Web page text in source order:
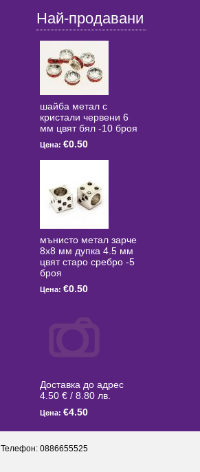
Най-продавани
шайба метал с
кристали червени 6
мм цвят бял -10 броя
Цена: €0.50
мънисто метал зарче
8x8 мм дупка 4.5 мм
цвят старо сребро -5
броя
Цена: €0.50
Доставка до адрес
4.50 € / 8.80 лв.
Цена: €4.50
Телефон: 0886655525